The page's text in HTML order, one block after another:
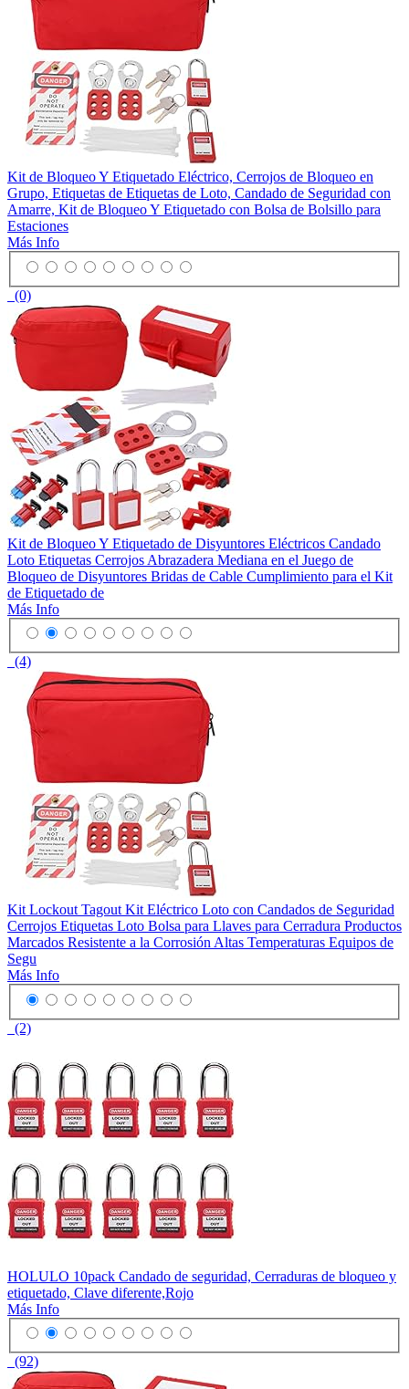
Kit de Bloqueo Y Etiquetado Eléctrico, Cerrojos de Bloqueo en
Grupo, Etiquetas de Etiquetas de Loto, Candado de Seguridad con
Amarre, Kit de Bloqueo Y Etiquetado con Bolsa de Bolsillo para
Estaciones
Más Info
(0)
Kit de Bloqueo Y Etiquetado de Disyuntores Eléctricos Candado
Loto Etiquetas Cerrojos Abrazadera Mediana en el Juego de
Bloqueo de Disyuntores Bridas de Cable Cumplimiento para el Kit
de Etiquetado de
Más Info
(4)
Kit Lockout Tagout Kit Eléctrico Loto con Candados de Seguridad
Cerrojos Etiquetas Loto Bolsa para Llaves para Cerradura Productos
Marcados Resistente a la Corrosión Altas Temperaturas Equipos de
Segu
Más Info
(2)
HOLULO 10pack Candado de seguridad, Cerraduras de bloqueo y
etiquetado, Clave diferente,Rojo
Más Info
(92)